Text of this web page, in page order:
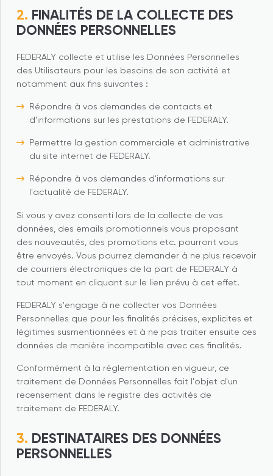
FINALITÉS DE LA COLLECTE DES
DONNÉES PERSONNELLES
FEDERALY collecte et utilise les Données Personnelles
des Utilisateurs pour les besoins de son activité et
notamment aux fins suivantes :
Répondre à vos demandes de contacts et
d'informations sur les prestations de FEDERALY.
Permettre la gestion commerciale et administrative
du site internet de FEDERALY.
Répondre à vos demandes d'informations sur
l'actualité de FEDERALY.
Si vous y avez consenti lors de la collecte de vos
données, des emails promotionnels vous proposant
des nouveautés, des promotions etc. pourront vous
être envoyés. Vous pourrez demander à ne plus recevoir
de courriers électroniques de la part de FEDERALY à
tout moment en cliquant sur le lien prévu à cet effet.
FEDERALY s'engage à ne collecter vos Données
Personnelles que pour les finalités précises, explicites et
légitimes susmentionnées et à ne pas traiter ensuite ces
données de manière incompatible avec ces finalités.
Conformément à la réglementation en vigueur, ce
traitement de Données Personnelles fait l'objet d'un
recensement dans le registre des activités de
traitement de FEDERALY.
DESTINATAIRES DES DONNÉES
PERSONNELLES